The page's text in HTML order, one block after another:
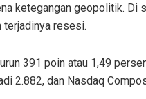
ketegangan geopolitik. Di
terjadinya resesi.
391 poin atau 1,49
2.882, dan Nasdaq